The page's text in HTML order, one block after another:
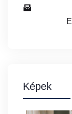
Képek